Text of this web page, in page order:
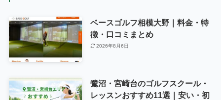
ベースゴルフ相模大野｜料金・特
徴・口コミまとめ
2026年8月6日
鷺沼・宮崎台のゴルフスクール・
レッスンおすすめ11選｜安い・初